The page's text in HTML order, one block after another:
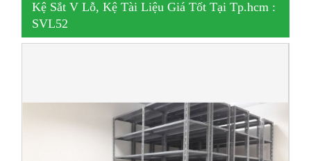
Kệ Sắt V Lỗ, Kệ Tài Liệu Giá Tốt Tại Tp.hcm :
SVL52